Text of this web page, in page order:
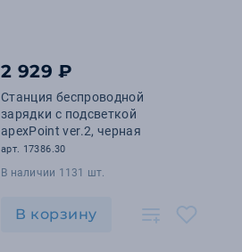
2 929 ₽
Станция беспроводной
зарядки с подсветкой
apexPoint ver.2, черная
арт. 17386.30
В наличии 1131 шт.
В корзину